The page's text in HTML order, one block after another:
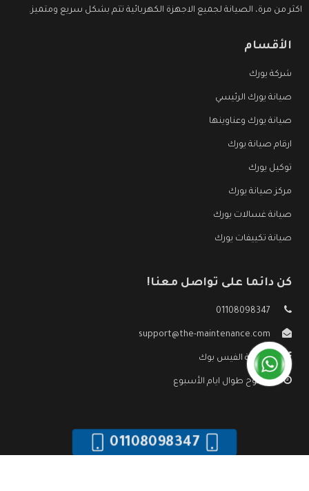
اكثر من مرة، الصيانة لجميع الاجهزة الكهربائية تتم بشكل سريع ومتميز.
الأقسام
شركة يورك
صيانة يورك الرئيسي
صيانة يورك وعناوينها
ارقام صيانة يورك
توكيل يورك
مركز صيانة يورك
صيانة غسالات يورك
صيانة تكييفات يورك
كن دائما على تواصل معنا!
01108098347
support@the-maintenance.com
صفحة الفيس بوك
مفتوح طوال ايام الأسبوع
01108098347